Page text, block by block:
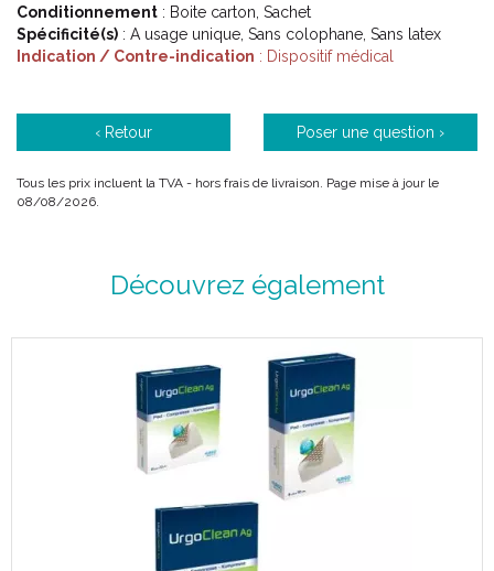
Conditionnement : Boite carton, Sachet
Spécificité(s) : A usage unique, Sans colophane, Sans latex
Indication / Contre-indication : Dispositif médical
‹ Retour Poser une question ›
Tous les prix incluent la TVA - hors frais de livraison. Page mise à jour le
08/08/2026.
Découvrez également